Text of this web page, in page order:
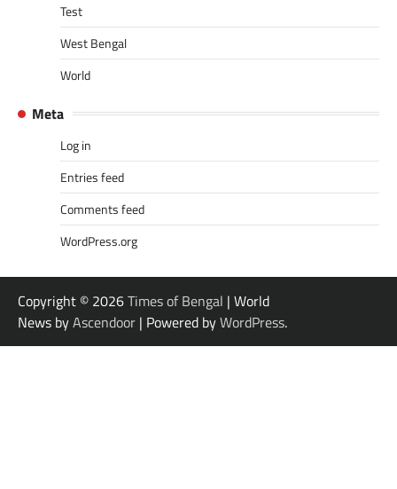
Test
West Bengal
World
Meta
Log in
Entries feed
Comments feed
WordPress.org
Copyright © 2026Times of Bengal | World
News byAscendoor | Powered byWordPress.